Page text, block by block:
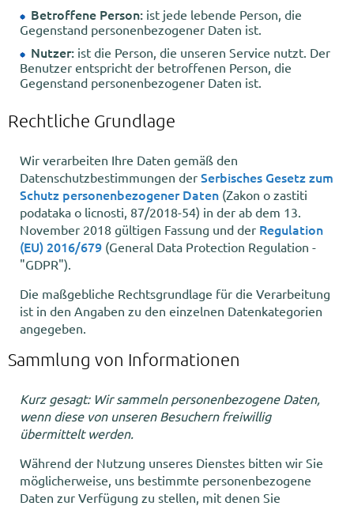
Betroffene Person: ist jede lebende Person, die
Gegenstand personenbezogener Daten ist.
Nutzer: ist die Person, die unseren Service nutzt. Der
Benutzer entspricht der betroffenen Person, die
Gegenstand personenbezogener Daten ist.
Rechtliche Grundlage
Wir verarbeiten Ihre Daten gemäß den
Datenschutzbestimmungen der Serbisches Gesetz zum
Schutz personenbezogener Daten (Zakon o zastiti
podataka o licnosti, 87/2018-54) in der ab dem 13.
November 2018 gültigen Fassung und der Regulation
(EU) 2016/679 (General Data Protection Regulation -
"GDPR").
Die maßgebliche Rechtsgrundlage für die Verarbeitung
ist in den Angaben zu den einzelnen Datenkategorien
angegeben.
Sammlung von Informationen
Kurz gesagt: Wir sammeln personenbezogene Daten,
wenn diese von unseren Besuchern freiwillig
übermittelt werden.
Während der Nutzung unseres Dienstes bitten wir Sie
möglicherweise, uns bestimmte personenbezogene
Daten zur Verfügung zu stellen, mit denen Sie